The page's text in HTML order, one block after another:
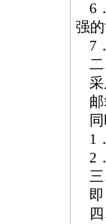
6
强
7
二
采
邮
同
1
2
三
即
四